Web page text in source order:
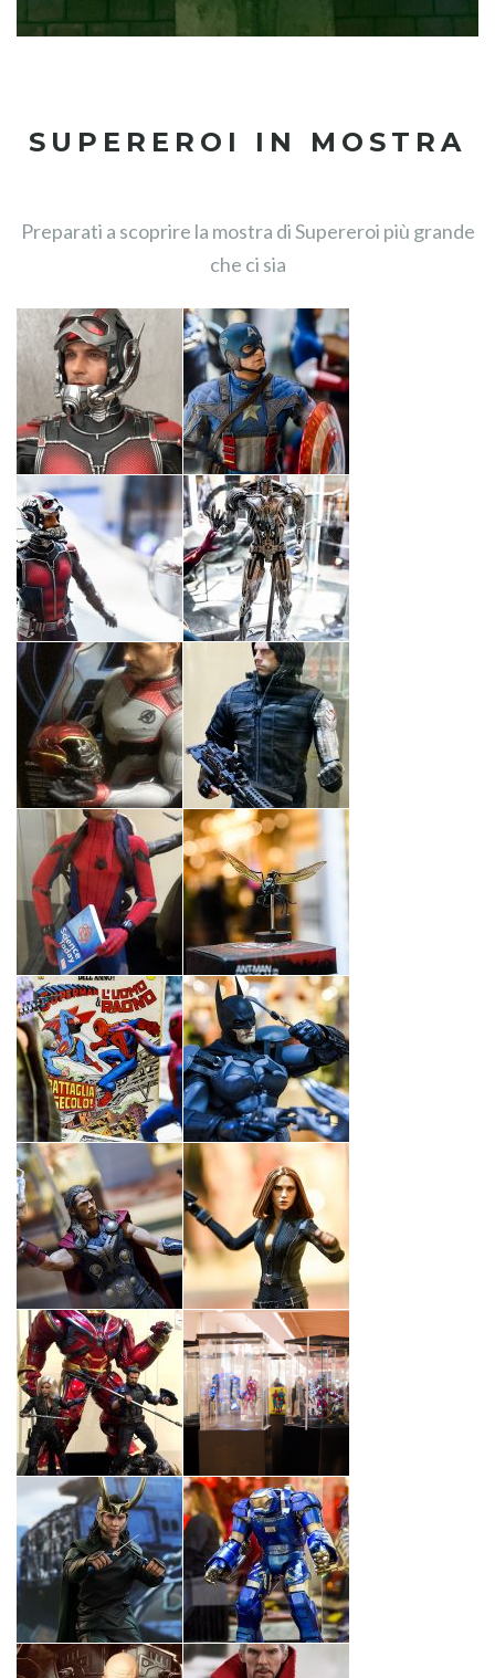
SUPEREROI IN MOSTRA
Preparati a scoprire la mostra di Supereroi più grande
che ci sia